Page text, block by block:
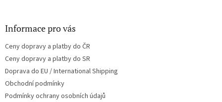
Informace pro vás
Ceny dopravy a platby do ČR
Ceny dopravy a platby do SR
Doprava do EU / International Shipping
Obchodní podmínky
Podmínky ochrany osobních údajů